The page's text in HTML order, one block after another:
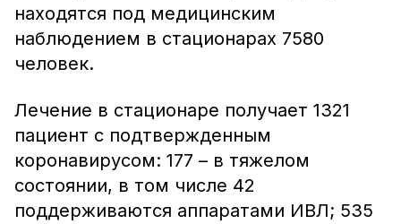
находятся под медицинским
наблюдением в стационарах 7580
человек.
Лечение в стационаре получает 1321
пациент с подтвержденным
коронавирусом: 177 – в тяжелом
состоянии, в том числе 42
поддерживаются аппаратами ИВЛ; 535